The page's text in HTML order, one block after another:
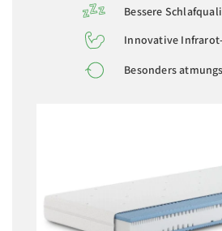
Bessere
Innovative
Besonders